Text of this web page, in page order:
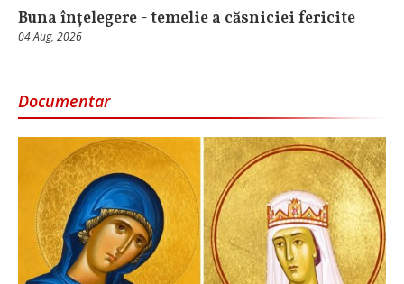
Buna înțelegere - temelie a căsniciei fericite
04 Aug, 2026
Documentar